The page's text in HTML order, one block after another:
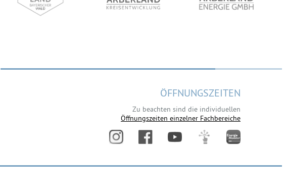
ÖFFNUNGSZEITEN
Zu beachten sind die individuellen
Öffnungszeiten einzelner Fachbereiche